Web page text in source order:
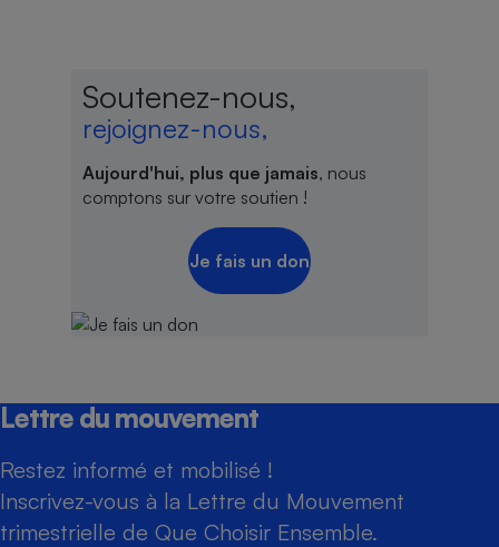
Soutenez-nous,
rejoignez-nous,
Aujourd'hui, plus que jamais, nous
comptons sur votre soutien !
Je fais un don
Lettre du mouvement
Restez informé et mobilisé !
Inscrivez-vous à la Lettre du Mouvement
trimestrielle de Que Choisir Ensemble.